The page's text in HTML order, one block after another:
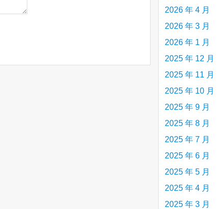
2026 年 4 月
2026 年 3 月
2026 年 1 月
2025 年 12 月
2025 年 11 月
2025 年 10 月
2025 年 9 月
2025 年 8 月
2025 年 7 月
2025 年 6 月
2025 年 5 月
2025 年 4 月
2025 年 3 月